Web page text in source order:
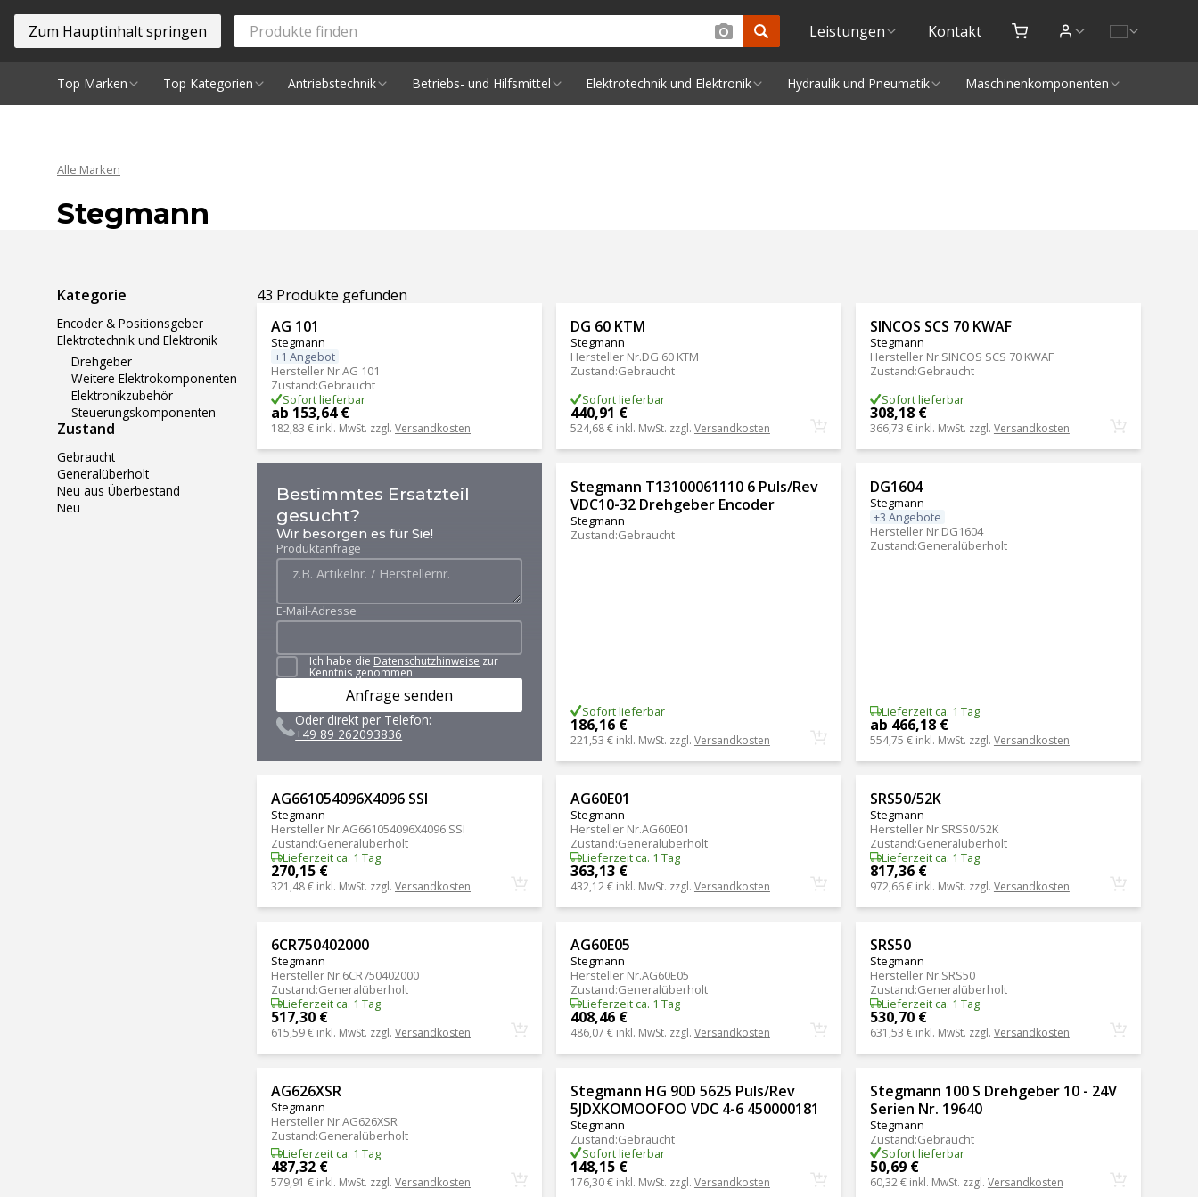
Zum Hauptinhalt springen Leistungen Kontakt
Top Marken Top Kategorien Antriebstechnik Betriebs- und Hilfsmittel Elektrotechnik und Elektronik Hydraulik und Pneumatik Maschinenkomponenten
Alle Marken
Stegmann
Ergebnisse filtern
Kategorie
Encoder & Positionsgeber
Elektrotechnik und Elektronik
Drehgeber
Weitere Elektrokomponenten
Elektronikzubehör
Steuerungskomponenten
Zustand
Gebraucht
Generalüberholt
Neu aus Überbestand
Neu
43 Produkte gefunden
AG 101
Stegmann
+1 Angebot
Hersteller Nr.AG 101
Zustand:Gebraucht
Sofort lieferbar
ab 153,64 €
182,83 € inkl. MwSt. zzgl. Versandkosten
DG 60 KTM
Stegmann
Hersteller Nr.DG 60 KTM
Zustand:Gebraucht
Sofort lieferbar
440,91 €
524,68 € inkl. MwSt. zzgl. Versandkosten
SINCOS SCS 70 KWAF
Stegmann
Hersteller Nr.SINCOS SCS 70 KWAF
Zustand:Gebraucht
Sofort lieferbar
308,18 €
366,73 € inkl. MwSt. zzgl. Versandkosten
Bestimmtes Ersatzteil
gesucht?
Wir besorgen es für Sie!
Produktanfrage
E-Mail-Adresse
Ich habe die Datenschutzhinweise zur
Kenntnis genommen.
Anfrage senden
Oder direkt per Telefon:
+49 89 262093836
Stegmann T13100061110 6 Puls/Rev
VDC10-32 Drehgeber Encoder
Stegmann
Zustand:Gebraucht
Sofort lieferbar
186,16 €
221,53 € inkl. MwSt. zzgl. Versandkosten
DG1604
Stegmann
+3 Angebote
Hersteller Nr.DG1604
Zustand:Generalüberholt
Lieferzeit ca. 1 Tag
ab 466,18 €
554,75 € inkl. MwSt. zzgl. Versandkosten
AG661054096X4096 SSI
Stegmann
Hersteller Nr.AG661054096X4096 SSI
Zustand:Generalüberholt
Lieferzeit ca. 1 Tag
270,15 €
321,48 € inkl. MwSt. zzgl. Versandkosten
AG60E01
Stegmann
Hersteller Nr.AG60E01
Zustand:Generalüberholt
Lieferzeit ca. 1 Tag
363,13 €
432,12 € inkl. MwSt. zzgl. Versandkosten
SRS50/52K
Stegmann
Hersteller Nr.SRS50/52K
Zustand:Generalüberholt
Lieferzeit ca. 1 Tag
817,36 €
972,66 € inkl. MwSt. zzgl. Versandkosten
6CR750402000
Stegmann
Hersteller Nr.6CR750402000
Zustand:Generalüberholt
Lieferzeit ca. 1 Tag
517,30 €
615,59 € inkl. MwSt. zzgl. Versandkosten
AG60E05
Stegmann
Hersteller Nr.AG60E05
Zustand:Generalüberholt
Lieferzeit ca. 1 Tag
408,46 €
486,07 € inkl. MwSt. zzgl. Versandkosten
SRS50
Stegmann
Hersteller Nr.SRS50
Zustand:Generalüberholt
Lieferzeit ca. 1 Tag
530,70 €
631,53 € inkl. MwSt. zzgl. Versandkosten
AG626XSR
Stegmann
Hersteller Nr.AG626XSR
Zustand:Generalüberholt
Lieferzeit ca. 1 Tag
487,32 €
579,91 € inkl. MwSt. zzgl. Versandkosten
Stegmann HG 90D 5625 Puls/Rev
5JDXKOMOOFOO VDC 4-6 450000181
Stegmann
Zustand:Gebraucht
Sofort lieferbar
148,15 €
176,30 € inkl. MwSt. zzgl. Versandkosten
Stegmann 100 S Drehgeber 10 - 24V
Serien Nr. 19640
Stegmann
Zustand:Gebraucht
Sofort lieferbar
50,69 €
60,32 € inkl. MwSt. zzgl. Versandkosten